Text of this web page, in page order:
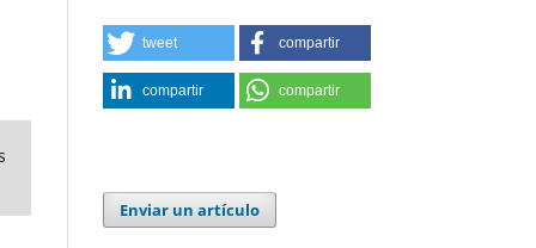
tweet compartir
compartir compartir
Enviar un artículo